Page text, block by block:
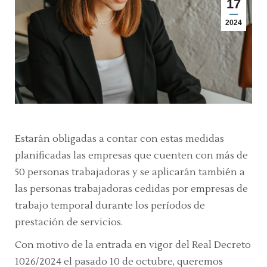
17
2024
Estarán obligadas a contar con estas medidas
planificadas las empresas que cuenten con más de
50 personas trabajadoras y se aplicarán también a
las personas trabajadoras cedidas por empresas de
trabajo temporal durante los períodos de
prestación de servicios.
Con motivo de la entrada en vigor del Real Decreto
1026/2024 el pasado 10 de octubre, queremos